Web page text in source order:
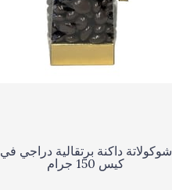
شوكولاتة داكنة برتقالية دراجي في
كيس 150 جرام